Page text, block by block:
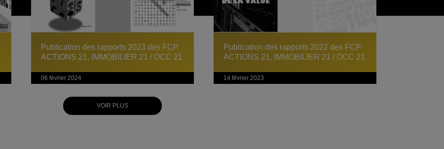
Publication des rapports 2023 des FCP
ACTIONS 21, IMMOBILIER 21 / OCC 21
06 février 2024
Publication des rapports 2022 des FCP
ACTIONS 21, IMMOBILIER 21 / OCC 21
14 février 2023
VOIR PLUS